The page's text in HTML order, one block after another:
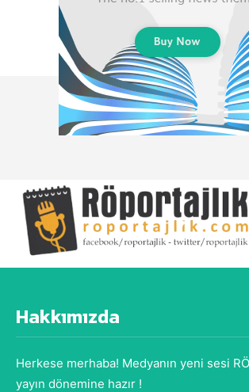
Hakkımızda
Herkese merhaba! Medyanın yeni sesi
yayın dönemine hazır !